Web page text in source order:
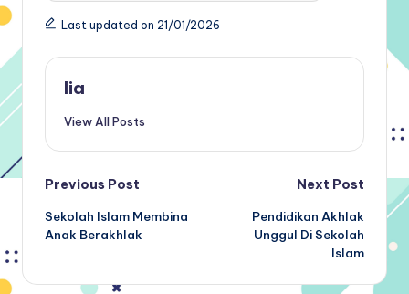
Last updated on 21/01/2026
lia
View All Posts
Post
navigation
Previous Post
Sekolah Islam Membina
Anak Berakhlak
Next Post
Pendidikan Akhlak
Unggul Di Sekolah
Islam